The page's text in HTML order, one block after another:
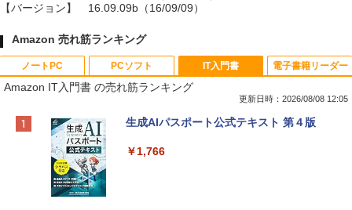
【バージョン】
16.09.09b（16/09/09）
Amazon 売れ筋ランキング
ノートPC
Apple 2026 MacBook Neo A18 Proチッ
e Intelligenceのために設計、Liquid Ret
PCソフト
Robloxギフトカード - 800 Robux 【限
インゲームコード】 ロブロックス | オン
IT入門書
Amazon IT入門書 の売れ筋ランキング
更新日時：2026/08/08 12:05
生成AIパスポート公式テキスト 第４版
￥1,766
電子書籍リーダー